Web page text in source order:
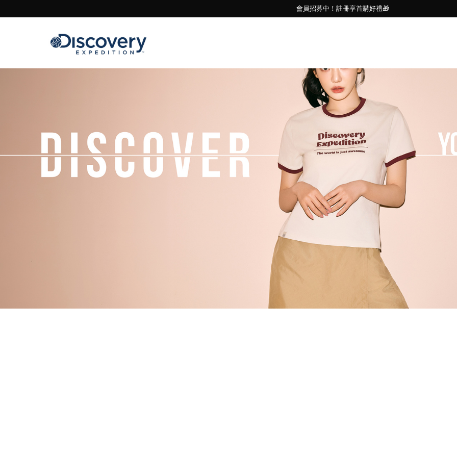
會員招募中！註冊享首購好禮🎁